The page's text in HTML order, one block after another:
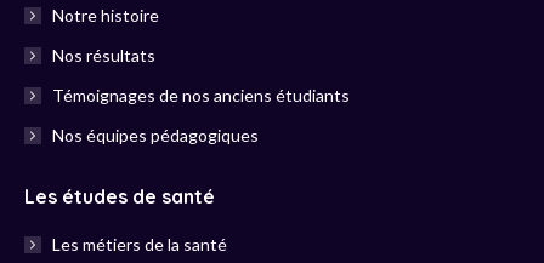
Notre histoire
Nos résultats
Témoignages de nos anciens étudiants
Nos équipes pédagogiques
Les études de santé
Les métiers de la santé